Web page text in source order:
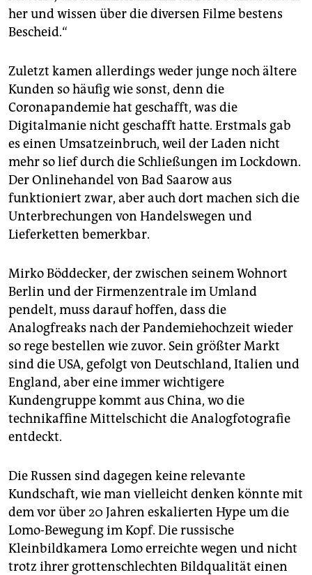
her und wissen über die diversen Filme bestens
Bescheid.“
Zuletzt kamen allerdings weder junge noch ältere
Kunden so häufig wie sonst, denn die
Coronapandemie hat geschafft, was die
Digitalmanie nicht geschafft hatte. Erstmals gab
es einen Umsatzeinbruch, weil der Laden nicht
mehr so lief durch die Schließungen im Lockdown.
Der Onlinehandel von Bad Saarow aus
funktioniert zwar, aber auch dort machen sich die
Unterbrechungen von Handelswegen und
Lieferketten bemerkbar.
Mirko Böddecker, der zwischen seinem Wohnort
Berlin und der Firmenzentrale im Umland
pendelt, muss darauf hoffen, dass die
Analogfreaks nach der Pandemiehochzeit wieder
so rege bestellen wie zuvor. Sein größter Markt
sind die USA, gefolgt von Deutschland, Italien und
England, aber eine immer wichtigere
Kundengruppe kommt aus China, wo die
technikaffine Mittelschicht die Analogfotografie
entdeckt.
Die Russen sind dagegen keine relevante
Kundschaft, wie man vielleicht denken könnte mit
dem vor über 20 Jahren eskalierten Hype um die
Lomo-Bewegung im Kopf. Die russische
Kleinbildkamera Lomo erreichte wegen und nicht
trotz ihrer grottenschlechten Bildqualität einen